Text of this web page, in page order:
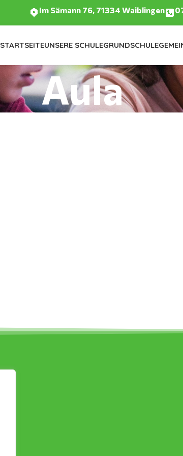
Im Sämann 76, 71334 Waiblingen
STARTSEITEUNSERE SCHULEGRUNDSCHULE
Aula